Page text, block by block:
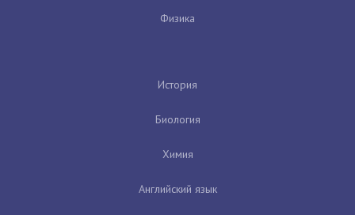
Физика
История
Биология
Химия
Английский язык